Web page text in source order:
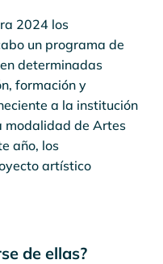
2024 los
un programa de
determinadas
formación y
a la institución
modalidad de Artes
año, los
artístico
de ellas?